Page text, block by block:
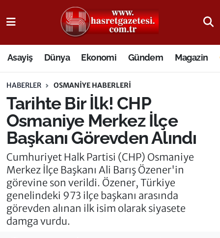
Asayiş Dünya Ekonomi Gündem Magazin
HABERLER OSMANIYE HABERLERI
Tarihte Bir İlk! CHP
Osmaniye Merkez İlçe
Başkanı Görevden Alındı
Cumhuriyet Halk Partisi (CHP) Osmaniye
Merkez İlçe Başkanı Ali Barış Özener'in
görevine son verildi. Özener, Türkiye
genelindeki 973 ilçe başkanı arasında
görevden alınan ilk isim olarak siyasete
damga vurdu.
Osmaniye Nöbetçi Eczaneler
Osmaniye Hava Durumu
Osmaniye Trafik Yoğunluk Haritası
Süper Lig Puan Durumu ve Fikstür
Tüm Manşetler
Son Dakika Haberleri
Haber Arşivi